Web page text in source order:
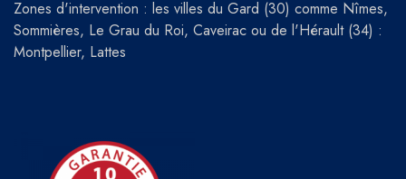
Zones d'intervention : les villes du Gard (30) comme Nîmes,
Sommières, Le Grau du Roi, Caveirac ou de l'Hérault (34) :
Montpellier, Lattes